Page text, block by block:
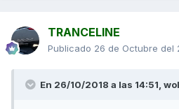
TRANCELINE
Publicado 26 de Octubre del
En 26/10/2018 a las 14:51,